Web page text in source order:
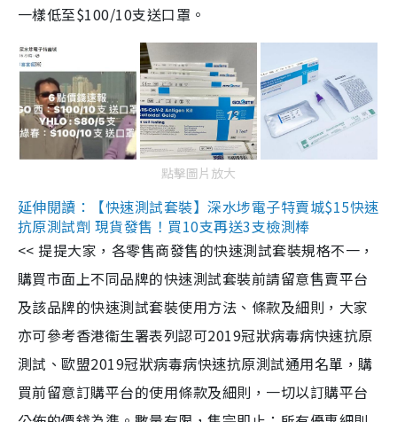
一樣低至$100/10支送口罩。
點擊圖片放大
延伸閱讀：【快速測試套裝】深水埗電子特賣城$15快速
抗原測試劑 現貨發售！買10支再送3支檢測棒
<< 提提大家，各零售商發售的快速測試套裝規格不一，
購買市面上不同品牌的快速測試套裝前請留意售賣平台
及該品牌的快速測試套裝使用方法、條款及細則，大家
亦可參考香港衞生署表列認可2019冠狀病毒病快速抗原
測試、歐盟2019冠狀病毒病快速抗原測試通用名單，購
買前留意訂購平台的使用條款及細則，一切以訂購平台